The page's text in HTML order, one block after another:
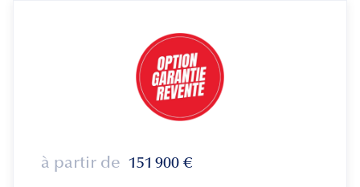
à partir de 151 900 €